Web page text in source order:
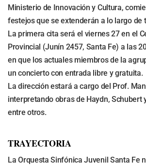
Ministerio de Innovación y Cultura,
festejos que se extenderán a lo largo de
La primera cita será el viernes 27 en el
Provincial (Junín 2457, Santa Fe) a las
en que los actuales miembros de la
un concierto con entrada libre y gratuita.
La dirección estará a cargo del Prof.
interpretando obras de Haydn, Schubert
entre otros.
TRAYECTORIA
La Orquesta Sinfónica Juvenil Santa Fe